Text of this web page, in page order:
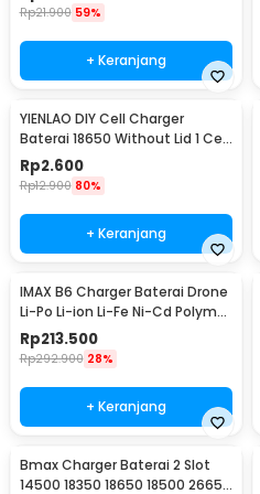
Rp21.900 59%
+ Keranjang
YIENLAO DIY Cell Charger
Baterai 18650 Without Lid 1 Cell
- BC-001/2
Rp2.600
Rp12.900 80%
+ Keranjang
IMAX B6 Charger Baterai Drone
Li-Po Li-ion Li-Fe Ni-Cd Polymer
LCD 80W
Rp213.500
Rp292.900 28%
+ Keranjang
Bmax Charger Baterai 2 Slot
14500 18350 18650 18500 26650